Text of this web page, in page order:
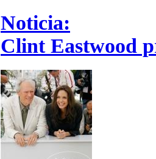
Noticia:
Clint Eastwood